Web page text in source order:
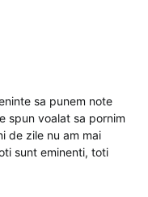
sa punem note
spun voalat sa pornim
de zile nu am mai
sunt eminenti, toti